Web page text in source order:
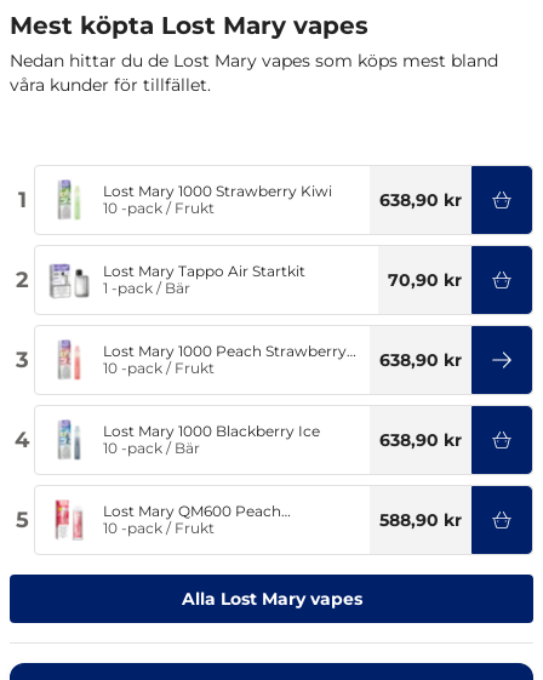
Mest köpta Lost Mary vapes
Nedan hittar du de Lost Mary vapes som köps mest bland
våra kunder för tillfället.
1
Lost Mary 1000 Strawberry Kiwi
10 -pack / Frukt 638,90 kr
2
Lost Mary Tappo Air Startkit
1 -pack / Bär 70,90 kr
3
Lost Mary 1000 Peach Strawberry
Watermelon Ice
10 -pack / Frukt 638,90 kr
4
Lost Mary 1000 Blackberry Ice
10 -pack / Bär 638,90 kr
5
Lost Mary QM600 Peach
Strawberry Watermelon Ice
10 -pack / Frukt 588,90 kr
Alla Lost Mary vapes